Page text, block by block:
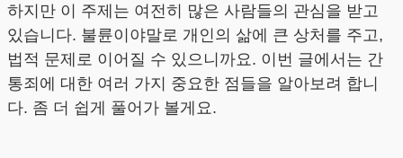
하지만 이 주제는 여전히 많은 사람들의 관심을 받고
있습니다. 불륜이야말로 개인의 삶에 큰 상처를 주고,
법적 문제로 이어질 수 있으니까요. 이번 글에서는 간
통죄에 대한 여러 가지 중요한 점들을 알아보려 합니
다. 좀 더 쉽게 풀어가 볼게요.